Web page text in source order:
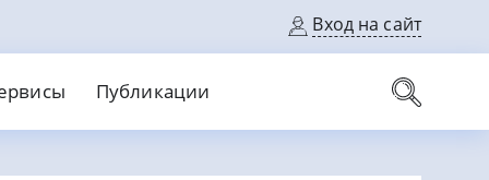
Вход на сайт
Публикации